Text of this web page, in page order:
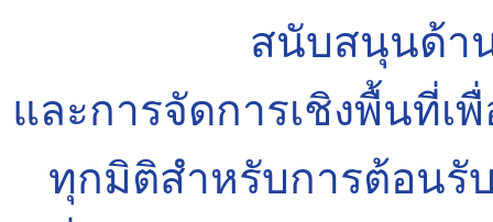
สนับสนุนด้า
และการจัดการเชิงพื้นที่เ
ทุกมิติสำหรับการต้อนรั